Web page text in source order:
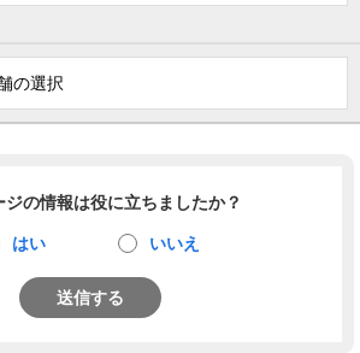
の選択
ジの情報は役に立ちましたか？
はい いいえ
送信する